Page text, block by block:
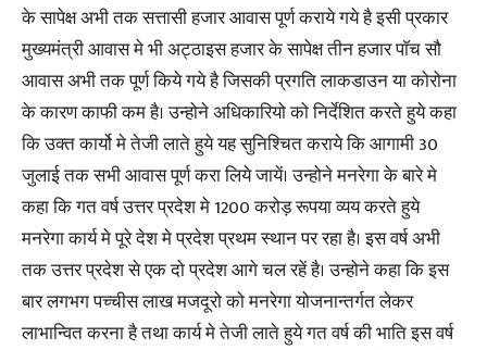
के सापेक्ष अभी तक सत्तासी हजार आवास पूर्ण कराये गये है इसी प्रकार
मुख्यमंत्री आवास मे भी अट्ठाइस हजार के सापेक्ष तीन हजार पाॅच सौ
आवास अभी तक पूर्ण किये गये है जिसकी प्रगति लाकडाउन या कोरोना
के कारण काफी कम है। उन्होने अधिकारियो को निर्देशित करते हुये कहा
कि उक्त कार्यो मे तेजी लाते हुये यह सुनिश्चित कराये कि आगामी 30
जुलाई तक सभी आवास पूर्ण करा लिये जायें। उन्होने मनरेगा के बारे मे
कहा कि गत वर्ष उत्तर प्रदेश मे 1200 करोड़ रूपया व्यय करते हुये
मनरेगा कार्य मे पूरे देश मे प्रदेश प्रथम स्थान पर रहा है। इस वर्ष अभी
तक उत्तर प्रदेश से एक दो प्रदेश आगे चल रहें है। उन्होने कहा कि इस
बार लगभग पच्चीस लाख मजदूरो को मनरेगा योजनान्तर्गत लेकर
लाभान्वित करना है तथा कार्य मे तेजी लाते हुये गत वर्ष की भाति इस वर्ष